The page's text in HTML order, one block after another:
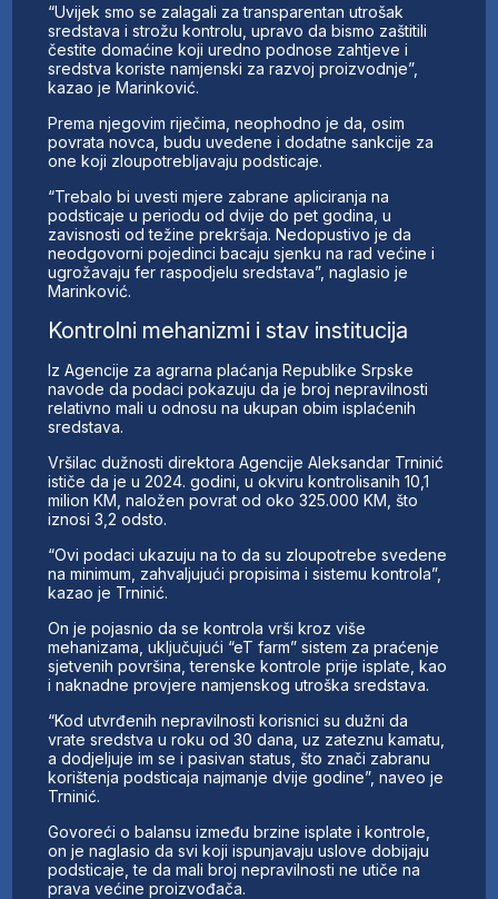
“Uvijek smo se zalagali za transparentan utrošak
sredstava i strožu kontrolu, upravo da bismo zaštitili
čestite domaćine koji uredno podnose zahtjeve i
sredstva koriste namjenski za razvoj proizvodnje”,
kazao je Marinković.
Prema njegovim riječima, neophodno je da, osim
povrata novca, budu uvedene i dodatne sankcije za
one koji zloupotrebljavaju podsticaje.
“Trebalo bi uvesti mjere zabrane apliciranja na
podsticaje u periodu od dvije do pet godina, u
zavisnosti od težine prekršaja. Nedopustivo je da
neodgovorni pojedinci bacaju sjenku na rad većine i
ugrožavaju fer raspodjelu sredstava”, naglasio je
Marinković.
Kontrolni mehanizmi i stav institucija
Iz Agencije za agrarna plaćanja Republike Srpske
navode da podaci pokazuju da je broj nepravilnosti
relativno mali u odnosu na ukupan obim isplaćenih
sredstava.
Vršilac dužnosti direktora Agencije Aleksandar Trninić
ističe da je u 2024. godini, u okviru kontrolisanih 10,1
milion KM, naložen povrat od oko 325.000 KM, što
iznosi 3,2 odsto.
“Ovi podaci ukazuju na to da su zloupotrebe svedene
na minimum, zahvaljujući propisima i sistemu kontrola”,
kazao je Trninić.
On je pojasnio da se kontrola vrši kroz više
mehanizama, uključujući “eT farm” sistem za praćenje
sjetvenih površina, terenske kontrole prije isplate, kao
i naknadne provjere namjenskog utroška sredstava.
“Kod utvrđenih nepravilnosti korisnici su dužni da
vrate sredstva u roku od 30 dana, uz zateznu kamatu,
a dodjeljuje im se i pasivan status, što znači zabranu
korištenja podsticaja najmanje dvije godine”, naveo je
Trninić.
Govoreći o balansu između brzine isplate i kontrole,
on je naglasio da svi koji ispunjavaju uslove dobijaju
podsticaje, te da mali broj nepravilnosti ne utiče na
prava većine proizvođača.